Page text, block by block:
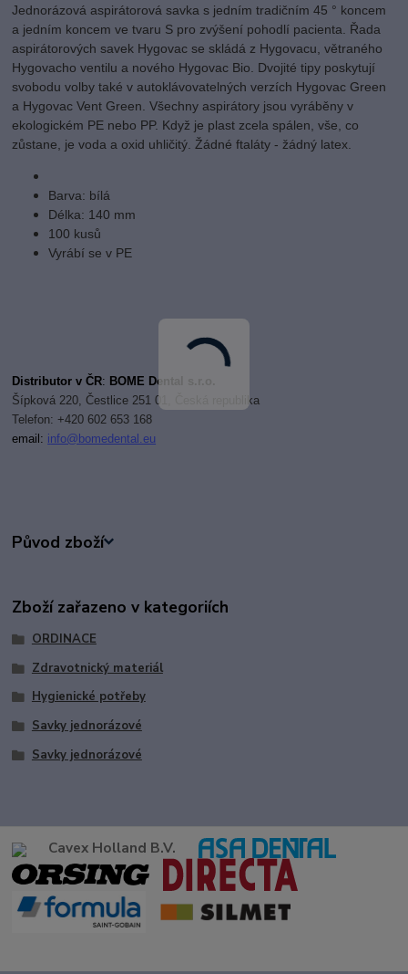
Jednorázová aspirátorová savka s jedním tradičním 45 ° koncem
a jedním koncem ve tvaru S pro zvýšení pohodlí pacienta. Řada
aspirátorových savek Hygovac se skládá z Hygovacu, větraného
Hygovacho ventilu a nového Hygovac Bio. Dvojité tipy poskytují
svobodu volby také v autoklávovatelných verzích Hygovac Green
a Hygovac Vent Green. Všechny aspirátory jsou vyráběny v
ekologickém PE nebo PP. Když je plast zcela spálen, vše, co
zůstane, je voda a oxid uhličitý. Žádné ftaláty - žádný latex.
Barva: bílá
Délka: 140 mm
100 kusů
Vyrábí se v PE
Distributor v ČR: BOME Dental s.r.o.
Šípková 220, Čestlice 251 01, Česká republika
Telefon: +420 602 653 168
email: info@bomedental.eu
Původ zboží
Zboží zařazeno v kategoriích
ORDINACE
Zdravotnický materiál
Hygienické potřeby
Savky jednorázové
Savky jednorázové
Cavex Holland B.V.